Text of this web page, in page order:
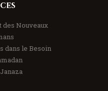
Nouveaux
dans le Besoin